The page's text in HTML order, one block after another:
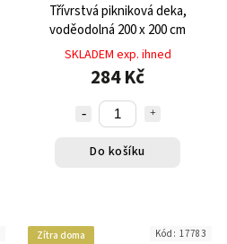
Třívrstvá pikniková deka,
voděodolná 200 x 200 cm
SKLADEM exp. ihned
284 Kč
Do košíku
Zítra doma Kód: 17783